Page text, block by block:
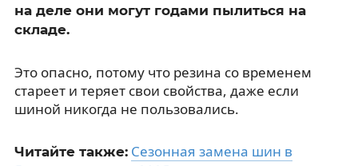
на деле они могут годами пылиться на
складе.
Это опасно, потому что резина со временем
стареет и теряет свои свойства, даже если
шиной никогда не пользовались.
Читайте также: Сезонная замена шин в